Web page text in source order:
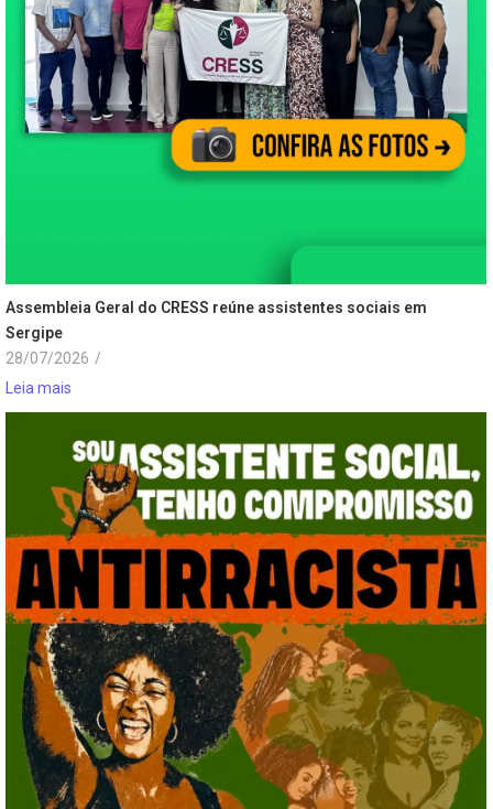
Assembleia Geral do CRESS reúne assistentes sociais em
Sergipe
28/07/2026 /
Leia mais